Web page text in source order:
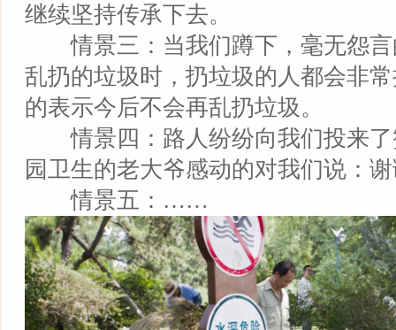
继续坚持传承下去。
情景三：当我们蹲下，毫无怨言
乱扔的垃圾时，扔垃圾的人都会非
的表示今后不会再乱扔垃圾。
情景四：路人纷纷向我们投来了
园卫生的老大爷感动的对我们说：
情景五：……